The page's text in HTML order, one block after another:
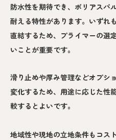
防水性を期待でき、ポリアスパ
耐える特性があります。いずれ
直結するため、プライマーの選
いことが重要です。
滑り止めや厚み管理などオプシ
変化するため、用途に応じた性
較するとよいです。
地域性や現地の立地条件もコス